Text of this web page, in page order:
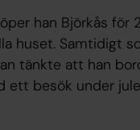
han Björkås
huset. Samtidigt
tänkte att han
ett besök under